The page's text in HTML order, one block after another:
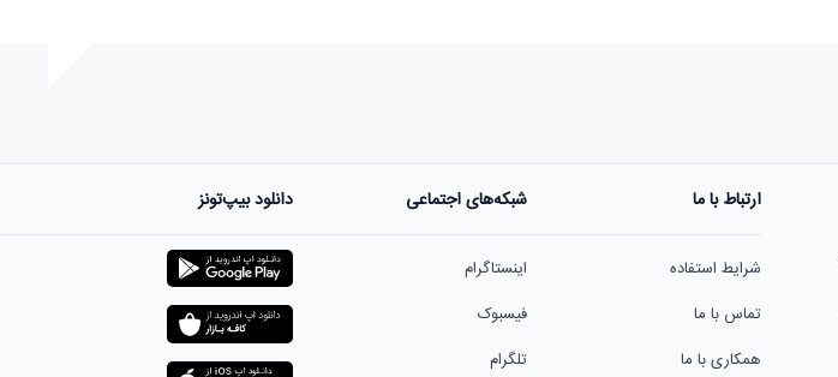
هنوز نظری به ثبت نرسیده‌است.
ارتباط با ما
شرایط استفاده
تماس با ما
همکاری با ما
شبکه‌های اجتماعی
اینستاگرام
فیسبوک
تلگرام
دانلود بیپ‌تونز